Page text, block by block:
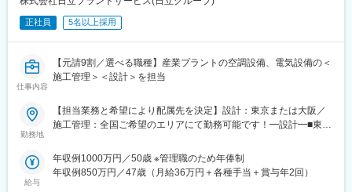
土崎駅、大曲駅(秋田県)、追分駅(秋田県)、郡山駅(福島県)、いわ
き駅、新白河駅、安積永盛駅、金谷川駅、盛岡駅、一ノ関駅、北
東池袋駅、北千住駅、東京駅、新橋駅、上野駅、綾瀬駅、横浜
駅、武蔵小杉駅、溝の口駅、藤沢本町駅、戸塚駅、海老名駅(相
駅、蕨駅、さいたま新都心駅、西船橋駅、船橋駅、流山おおたか
の森駅、市川駅、海浜幕張駅、中野駅(東京都)、吉祥寺駅、五反田
ター北駅、本厚木駅、相模大野駅、新百合ケ丘駅、高輪台駅、国
分寺駅、立川駅、九段下駅、四ツ谷駅、自由が丘駅、春日駅(東京
正社員 5名以上採用
仕事内容
【元請9割／選べる職種】産業プラントの空調設備、電気設備の＜
施工管理＞＜設計＞を担当
勤務地
【担当業務と希望により配属先を決定】設計：東京または大阪／
施工管理：全国ご希望のエリアにて勤務可能です！━設計━■東京
府大阪市中央区本町1-8-12 オーク堺筋本町ビル━施工管理━原
則、北海道～九州の下記エリア内の事業所・現場※初任地は以下都
道府県より希望を考慮します※各エリア内および近隣県への長期出
給与
年収例1000万円／50歳 ※管理職のため年俸制
年収例850万円／47歳（月給36万円＋各種手当＋賞与年2回）